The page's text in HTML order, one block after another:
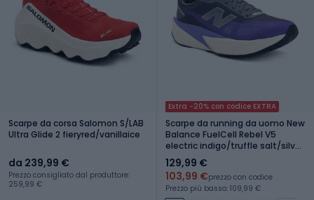
Scarpe da corsa Salomon S/LAB
Ultra Glide 2 fieryred/vanillaice
da 239,99 €
Prezzo consigliato dal produttore:
259,99 €
Extra -20% con codice EXTRA
Scarpe da running da uomo New
Balance FuelCell Rebel V5
electric indigo/truffle salt/silver
metallic
129,99 €
103,99 €prezzo con codice
Prezzo più basso: 109,99 €